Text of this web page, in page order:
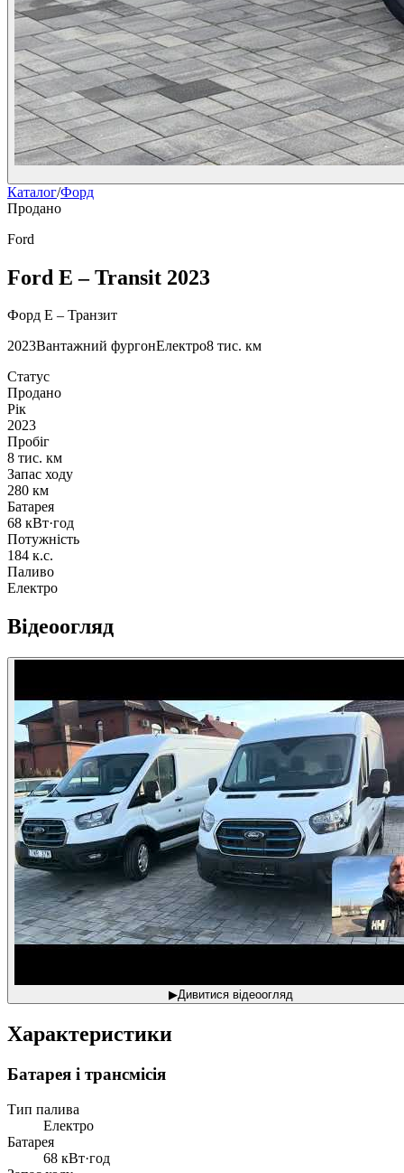
Каталог/Форд
Продано
Ford
Ford E – Transit 2023
Форд E – Транзит
2023Вантажний фургонЕлектро8 тис. км
Статус
Продано
Рік
2023
Пробіг
8 тис. км
Запас ходу
280 км
Батарея
68 кВт·год
Потужність
184 к.с.
Паливо
Електро
Відеоогляд
▶Дивитися відеоогляд
Характеристики
Батарея і трансмісія
Тип палива
Електро
Батарея
68 кВт·год